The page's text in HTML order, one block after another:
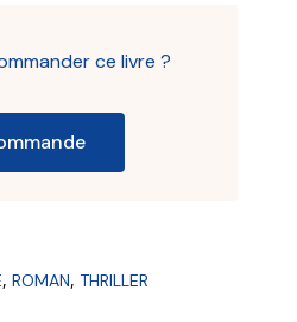
ce livre ?
, ROMAN, THRILLER